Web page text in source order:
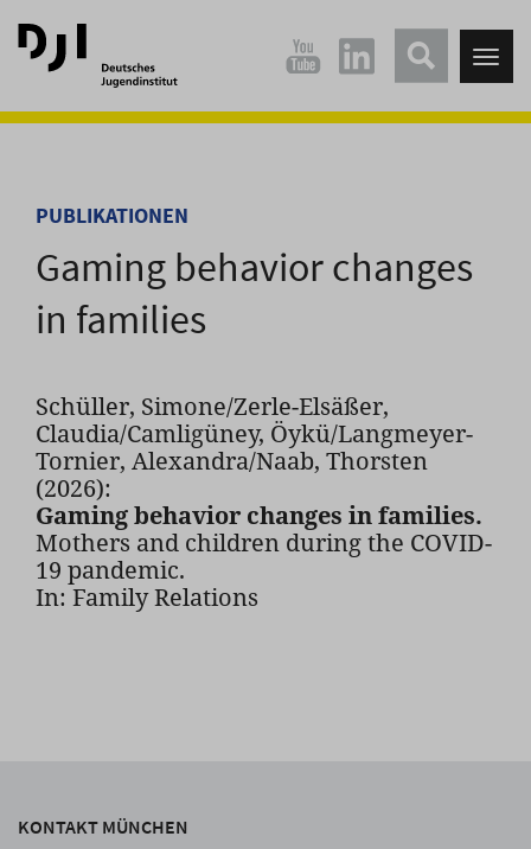
Direkt
zum
Hauptinhalt
Direkt
zum
Hauptmenü
PUBLIKATIONEN
Gaming behavior changes
in families
Schüller, Simone/Zerle-Elsäßer,
Claudia/Camligüney, Öykü/Langmeyer-
Tornier, Alexandra/Naab, Thorsten
(2026):
Gaming behavior changes in families.
Mothers and children during the COVID-
19 pandemic.
In: Family Relations
KONTAKT MÜNCHEN